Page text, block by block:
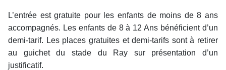
L’entrée est gratuite pour les enfants de moins de 8 ans
accompagnés. Les enfants de 8 à 12 Ans bénéficient d’un
demi-tarif. Les places gratuites et demi-tarifs sont à retirer
au guichet du stade du Ray sur présentation d’un
justificatif.